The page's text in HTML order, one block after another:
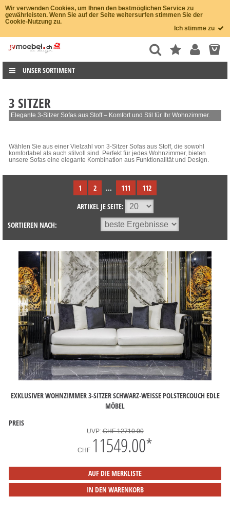
Wir verwenden Cookies, um Ihnen den bestmöglichen Service zu
gewährleisten. Wenn Sie auf der Seite weitersurfen stimmen Sie der
Cookie-Nutzung zu.
Ich stimme zu
UNSER SORTIMENT
3 SITZER
Elegante 3-Sitzer Sofas aus Stoff – Komfort und Stil für Ihr Wohnzimmer.
Wählen Sie aus einer Vielzahl von 3-Sitzer Sofas aus Stoff, die sowohl
komfortabel als auch stilvoll sind. Perfekt für jedes Wohnzimmer, bieten
unsere Sofas eine elegante Kombination aus Funktionalität und Design.
1 2 ... 111
112
ARTIKEL JE SEITE:
SORTIEREN NACH:
EXKLUSIVER WOHNZIMMER 3-SITZER SCHWARZ-WEISSE POLSTERCOUCH EDLE M
ÖBEL
PREIS
UVP:CHF 12710.00
CHF 11549.00*
AUF DIE MERKLISTE
IN DEN WARENKORB